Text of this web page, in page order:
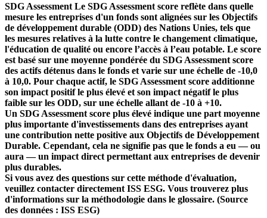
SDG Assessment Le SDG Assessment score reflète dans quelle
mesure les entreprises d'un fonds sont alignées sur les Objectifs
de développement durable (ODD) des Nations Unies, tels que
les mesures relatives à la lutte contre le changement climatique,
l'éducation de qualité ou encore l’accès à l’eau potable. Le score
est basé sur une moyenne pondérée du SDG Assessment score
des actifs détenus dans le fonds et varie sur une échelle de -10,0
à 10,0. Pour chaque actif, le SDG Assessment score additionne
son impact positif le plus élevé et son impact négatif le plus
faible sur les ODD, sur une échelle allant de -10 à +10.
Un SDG Assessment score plus élevé indique une part moyenne
plus importante d'investissements dans des entreprises ayant
une contribution nette positive aux Objectifs de Développement
Durable. Cependant, cela ne signifie pas que le fonds a eu — ou
aura — un impact direct permettant aux entreprises de devenir
plus durables.
Si vous avez des questions sur cette méthode d'évaluation,
veuillez contacter directement ISS ESG. Vous trouverez plus
d'informations sur la méthodologie dans le glossaire. (Source
des données : ISS ESG)